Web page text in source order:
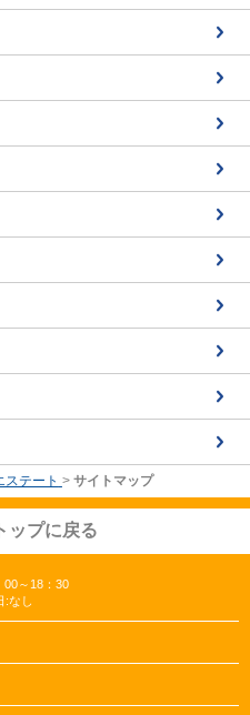
テート > サイトマップ
ップに戻る
00～18：30
:なし